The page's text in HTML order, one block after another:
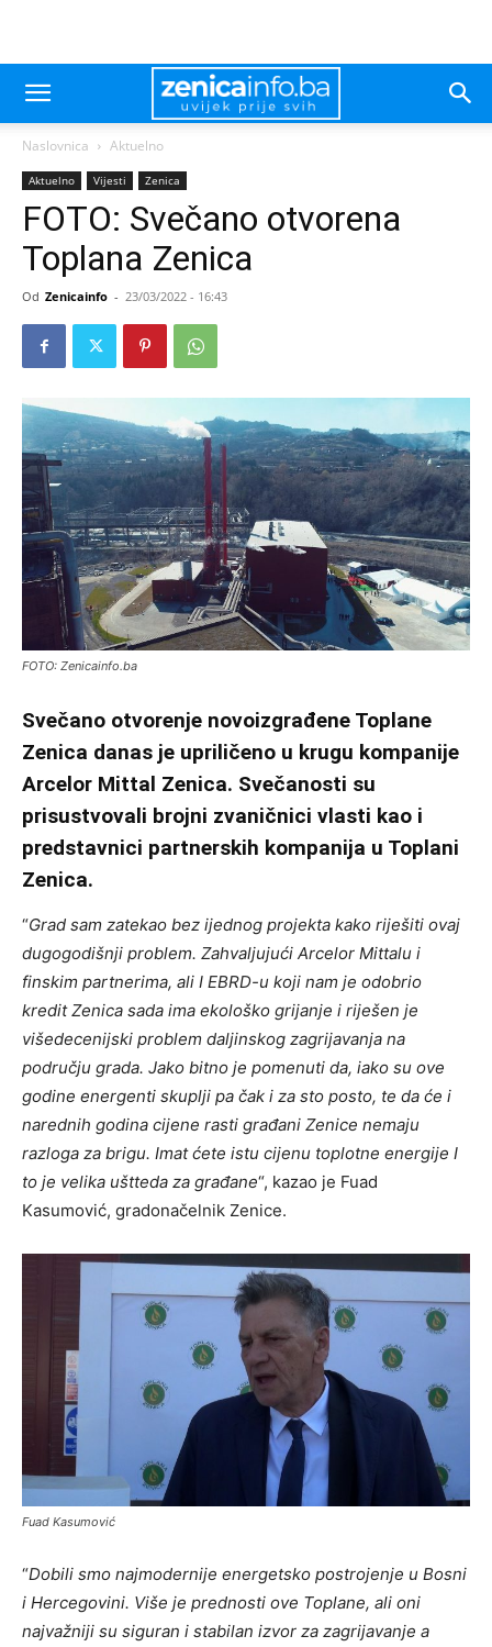
Naslovnica Aktuelno
Aktuelno Vijesti Zenica
FOTO: Svečano otvorena
Toplana Zenica
Od Zenicainfo - 23/03/2022 - 16:43
FOTO: Zenicainfo.ba
Svečano otvorenje novoizgrađene Toplane
Zenica danas je upriličeno u krugu kompanije
Arcelor Mittal Zenica. Svečanosti su
prisustvovali brojni zvaničnici vlasti kao i
predstavnici partnerskih kompanija u Toplani
Zenica.
“Grad sam zatekao bez ijednog projekta kako riješiti ovaj
dugogodišnji problem. Zahvaljujući Arcelor Mittalu i
finskim partnerima, ali I EBRD-u koji nam je odobrio
kredit Zenica sada ima ekološko grijanje i riješen je
višedecenijski problem daljinskog zagrijavanja na
području grada. Jako bitno je pomenuti da, iako su ove
godine energenti skuplji pa čak i za sto posto, te da će i
narednih godina cijene rasti građani Zenice nemaju
razloga za brigu. Imat ćete istu cijenu toplotne energije I
to je velika uštteda za građane“, kazao je Fuad
Kasumović, gradonačelnik Zenice.
Fuad Kasumović
“Dobili smo najmodernije energetsko postrojenje u Bosni
i Hercegovini. Više je prednosti ove Toplane, ali oni
najvažniji su siguran i stabilan izvor za zagrijavanje a